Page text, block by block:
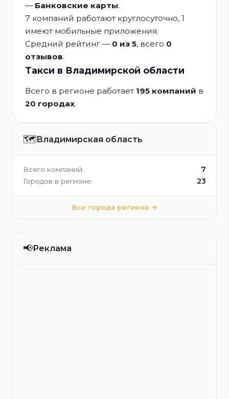
— Банковские карты.
7 компаний работают круглосуточно, 1
имеют мобильные приложения.
Средний рейтинг — 0 из 5, всего 0
отзывов.
Такси в Владимирской области
Всего в регионе работает 195 компаний в
20 городах.
🗺️Владимирская область
Всего компаний: 7
Городов в регионе: 23
Все города региона →
📢Реклама